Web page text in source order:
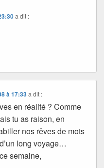
a dit :
à 17:33 a dit :
en réalité ? Comme
tu as raison, en
nos rêves de mots
long voyage…
semaine,